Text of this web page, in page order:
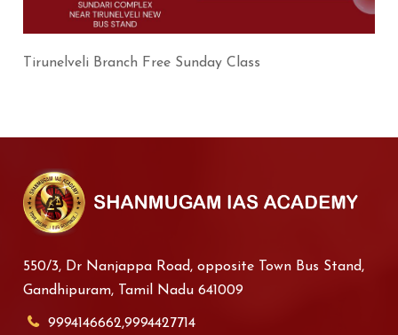
Tirunelveli Branch Free Sunday Class
550/3, Dr Nanjappa Road, opposite Town Bus Stand,
Gandhipuram, Tamil Nadu 641009
9994146662,9994427714